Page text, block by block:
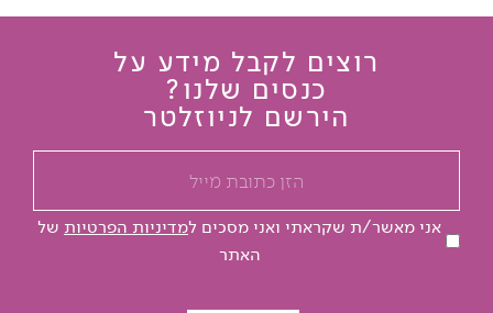
רוצים לקבל מידע על
כנסים שלנו?
הירשם לניוזלטר
אני מאשר/ת שקראתי ואני מסכים למדיניות הפרטיות של
האתר